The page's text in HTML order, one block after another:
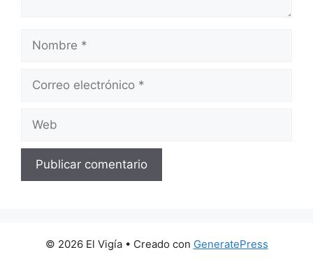
Nombre
Correo
Web
© 2026 El Vigía• Creado con GeneratePress